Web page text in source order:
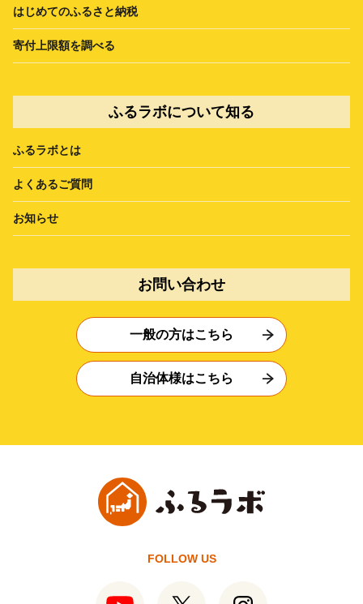
はじめてのふるさと納税
寄付上限額を調べる
ふるラボについて知る
ふるラボとは
よくあるご質問
お知らせ
お問い合わせ
一般の方はこちら
自治体様はこちら
FOLLOW US